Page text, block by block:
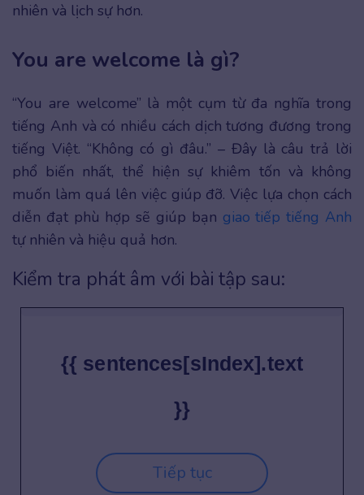
nhiên và lịch sự hơn.
You are welcome là gì?
“You are welcome” là một cụm từ đa nghĩa trong
tiếng Anh và có nhiều cách dịch tương đương trong
tiếng Việt. “Không có gì đâu.” – Đây là câu trả lời
phổ biến nhất, thể hiện sự khiêm tốn và không
muốn làm quá lên việc giúp đỡ. Việc lựa chọn cách
diễn đạt phù hợp sẽ giúp bạn giao tiếp tiếng Anh
tự nhiên và hiệu quả hơn.
Kiểm tra phát âm với bài tập sau:
{{ sentences[sIndex].text
}}
Tiếp tục